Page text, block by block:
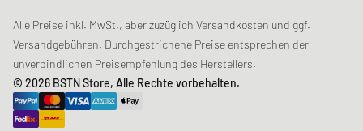
Studentenrabatt: Unidays
Studentenrabatt: Studentbeans
Studentenrabatt: EDiU
Gutscheine & Aktionen
Alle Preise inkl. MwSt., aber zuzüglich Versandkosten und ggf.
Versandgebühren. Durchgestrichene Preise entsprechen der
unverbindlichen Preisempfehlung des Herstellers.
© 2026 BSTN Store, Alle Rechte vorbehalten.